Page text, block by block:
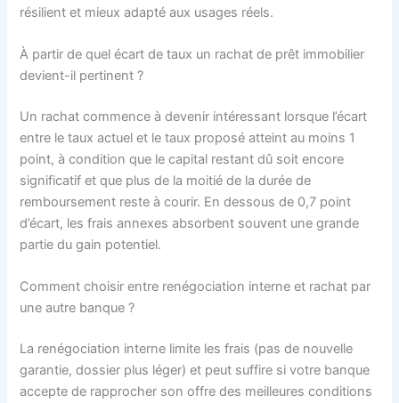
résilient et mieux adapté aux usages réels.
À partir de quel écart de taux un rachat de prêt immobilier
devient-il pertinent ?
Un rachat commence à devenir intéressant lorsque l’écart
entre le taux actuel et le taux proposé atteint au moins 1
point, à condition que le capital restant dû soit encore
significatif et que plus de la moitié de la durée de
remboursement reste à courir. En dessous de 0,7 point
d’écart, les frais annexes absorbent souvent une grande
partie du gain potentiel.
Comment choisir entre renégociation interne et rachat par
une autre banque ?
La renégociation interne limite les frais (pas de nouvelle
garantie, dossier plus léger) et peut suffire si votre banque
accepte de rapprocher son offre des meilleures conditions